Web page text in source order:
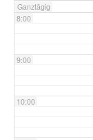
Ganztägig
8:00
9:00
10:00